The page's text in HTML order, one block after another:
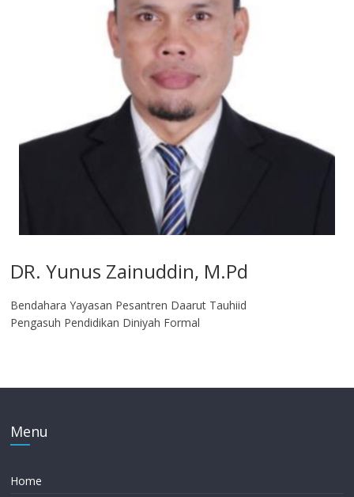
DR. Yunus Zainuddin, M.Pd
Bendahara Yayasan Pesantren Daarut Tauhiid
Pengasuh Pendidikan Diniyah Formal
Menu
Home